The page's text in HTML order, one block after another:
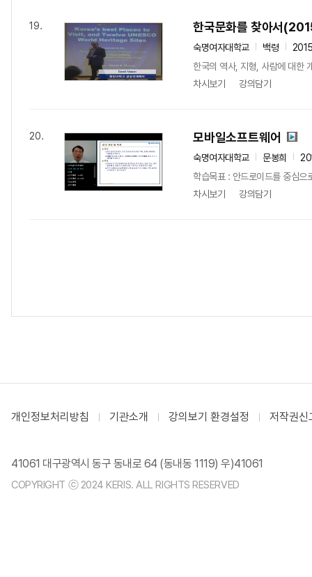
19. 한국문화를 찾아서
숙명여자대학교 백령
한국의 역사, 지형, 사람에 대한
차시보기
강의담기
20. 모바일소프트웨어
숙명여자대학교 문봉희
학습목표 : 안드로이드를 중심
차시보기
강의담기
개인정보처리방침 기관소개 강의보기 환경설정 저작권신
41061 대구광역시 동구 동내로 64 (동내동 1119) 우)41061
COPYRIGHT ⓒ 2024 KERIS. ALL RIGHTS RESERVED